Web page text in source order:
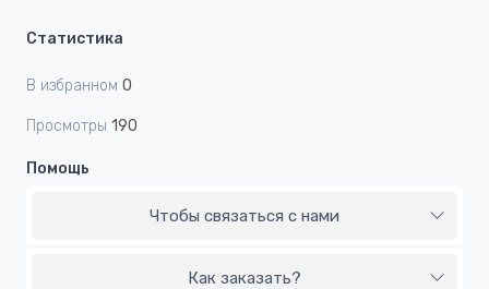
Статистика
В избранном 0
Просмотры 190
Помощь
Чтобы связаться с нами
Как заказать?